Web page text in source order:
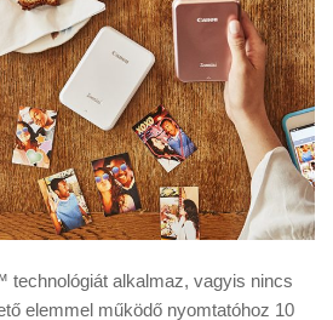
technológiát alkalmaz, vagyis nincs
elemmel működő nyomtatóhoz 10